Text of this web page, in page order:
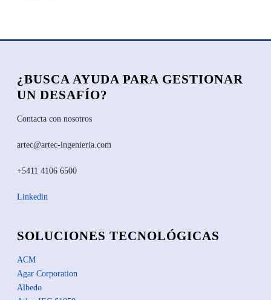
¿BUSCA AYUDA PARA GESTIONAR
UN DESAFÍO?
Contacta con nosotros
artec@artec-ingenieria.com
+5411 4106 6500
Linkedin
SOLUCIONES TECNOLÓGICAS
ACM
Agar Corporation
Albedo